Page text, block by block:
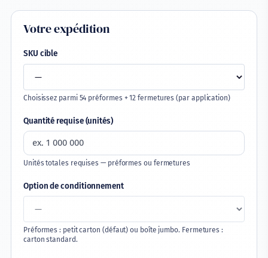
Ingénierie préforme
Support soufflage
Fabrication
Insights
Industries
Entreprise
Votre expédition
SKU cible
Choisissez parmi 54 préformes + 12 fermetures (par application)
Quantité requise (unités)
Unités totales requises — préformes ou fermetures
Option de conditionnement
Préformes : petit carton (défaut) ou boîte jumbo. Fermetures :
carton standard.